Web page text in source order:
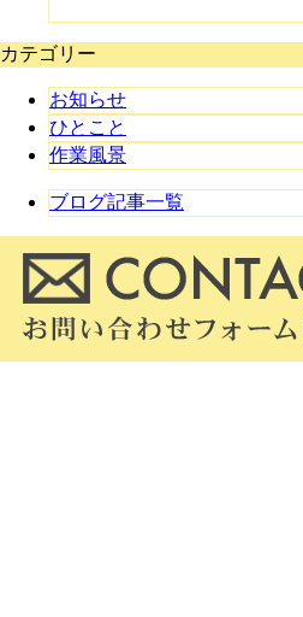
カテゴリー
お知らせ
ひとこと
作業風景
ブログ記事一覧